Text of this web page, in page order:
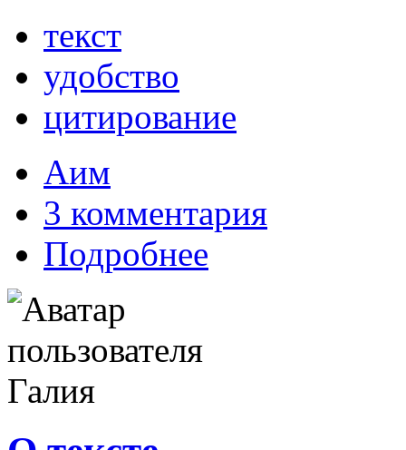
текст
удобство
цитирование
Аим
3 комментария
Подробнее